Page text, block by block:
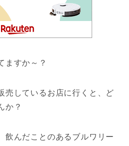
ますか～？
売しているお店に行くと、ど
か？
飲んだことのあるブルワリー